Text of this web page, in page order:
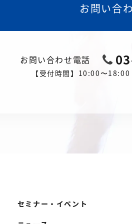
お問い合
お問い合わせ電話
【受付時間】10:00〜18:00
セミナー・イベント